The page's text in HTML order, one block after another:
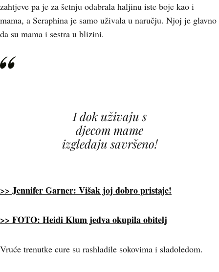
zahtjeve pa je za šetnju odabrala haljinu iste boje kao i
mama, a Seraphina je samo uživala u naručju. Njoj je glavno
da su mama i sestra u blizini.
I dok uživaju s
djecom mame
izgledaju savršeno!
>> Jennifer Garner: Višak joj dobro pristaje!
>> FOTO: Heidi Klum jedva okupila obitelj
Vruće trenutke cure su rashladile sokovima i sladoledom.